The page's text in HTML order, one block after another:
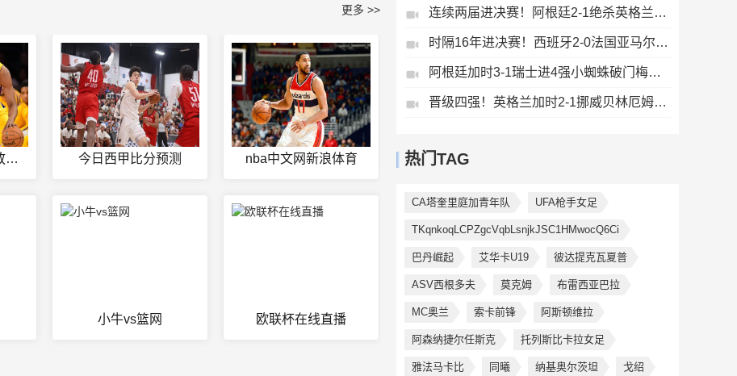
更多 >>
今日湖人vs鹈鹕回放录像 今日西甲比分预测 nba中文网新浪体育
小牛vs篮网 欧联杯在线直播
连续两届进决赛！阿根廷2-1绝杀英格兰劳塔罗恩佐破门梅西两助攻
时隔16年进决赛！西班牙2-0法国亚马尔造点奥亚萨瓦尔、波罗破门
阿根廷加时3-1瑞士进4强小蜘蛛破门梅西助攻麦卡恩博洛假摔染红
晋级四强！英格兰加时2-1挪威贝林厄姆连场双响谢尔德鲁普破门
热门TAG
CA塔奎里庭加青年队 UFA枪手女足
TKqnkoqLCPZgcVqbLsnjkJSC1HMwocQ6Ci
巴丹崛起 艾华卡U19 彼达提克瓦夏普
ASV西根多夫 莫克姆 布雷西亚巴拉
MC奥兰 索卡前锋 阿斯顿维拉
阿森纳捷尔任斯克 托列斯比卡拉女足
雅法马卡比 同曦 纳基奥尔茨坦 戈绍